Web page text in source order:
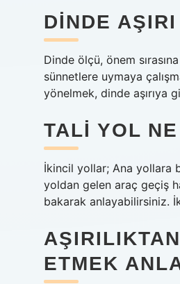
DINDE
Dinde ölçü, önem
sünnetlere uymaya
yönelmek, dinde aşırıya
TALI YOL
İkincil yollar; Ana yollara
yoldan gelen araç geçiş
bakarak anlayabilirsiniz.
ETMEK